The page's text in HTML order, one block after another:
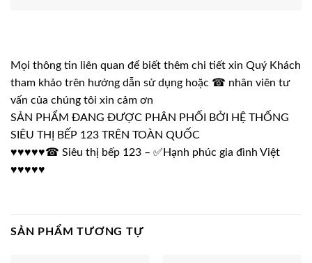
Mọi thông tin liên quan để biết thêm chi tiết xin Quý Khách
tham khảo trên hướng dẫn sử dụng hoặc ☎ nhân viên tư
vấn của chúng tôi xin cảm ơn
SẢN PHẨM ĐANG ĐƯỢC PHÂN PHỐI BỞI HỆ THỐNG
SIÊU THỊ BẾP 123 TRÊN TOÀN QUỐC
♥♥♥♥♥☎ Siêu thị bếp 123 – ✅Hạnh phúc gia đình Việt
♥♥♥♥♥
SẢN PHẨM TƯƠNG TỰ